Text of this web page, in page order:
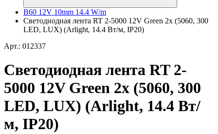
B60 12V 10mm 14.4 W/m
Светодиодная лента RT 2-5000 12V Green 2x (5060, 300
LED, LUX) (Arlight, 14.4 Вт/м, IP20)
Арт.: 012337
Светодиодная лента RT 2-
5000 12V Green 2x (5060, 300
LED, LUX) (Arlight, 14.4 Вт/
м, IP20)